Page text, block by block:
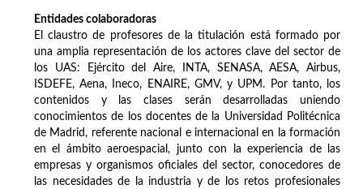
Entidades colaboradoras
El claustro de profesores de la titulación está formado por
una amplia representación de los actores clave del sector de
los UAS: Ejército del Aire, INTA, SENASA, AESA, Airbus,
ISDEFE, Aena, Ineco, ENAIRE, GMV, y UPM. Por tanto, los
contenidos y las clases serán desarrolladas uniendo
conocimientos de los docentes de la Universidad Politécnica
de Madrid, referente nacional e internacional en la formación
en el ámbito aeroespacial, junto con la experiencia de las
empresas y organismos oficiales del sector, conocedores de
las necesidades de la industria y de los retos profesionales